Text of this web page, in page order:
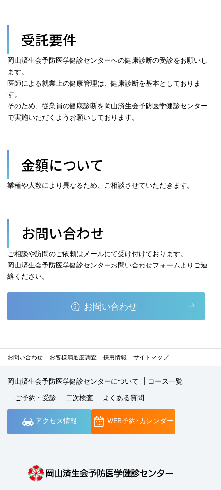
受託要件
岡山済生会予防医学健診センターへの健康診断の受診をお願いし
ます。
医師による就業上の健康管理は、健康診断を基本としておりま
す。
そのため、従業員の健康診断を岡山済生会予防医学健診センター
で実施いただくようお願いしております。
金額について
業種や人数により異なるため、ご相談させていただきます。
お問い合わせ
ご相談や訪問のご依頼はメールにて受け付けております。
岡山済生会予防医学健診センターお問い合わせフォームよりご連
絡ください。
お問い合わせ
お問い合わせ お客様満足度調査 採用情報 サイトマップ
岡山済生会予防医学健診センターについて
コース一覧
ご予約・受診
二次検査 よくある質問
アクセス情報 WEB予約･カレンダー